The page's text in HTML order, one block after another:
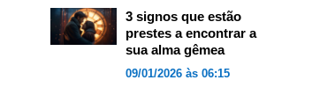
3 signos que estão
prestes a encontrar a
sua alma gêmea
09/01/2026 às 06:15